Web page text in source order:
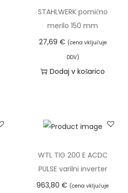
STAHLWERK pomično
merilo 150 mm
27,69 € (cena vključuje
DDV)
Dodaj v košarico
WTL TIG 200 E ACDC
PULSE varilni inverter
963,80€ (cena vključuje